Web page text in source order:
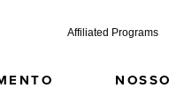
Affiliated Programs